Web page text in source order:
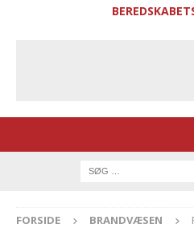
FORSIDE BRANDVÆSEN